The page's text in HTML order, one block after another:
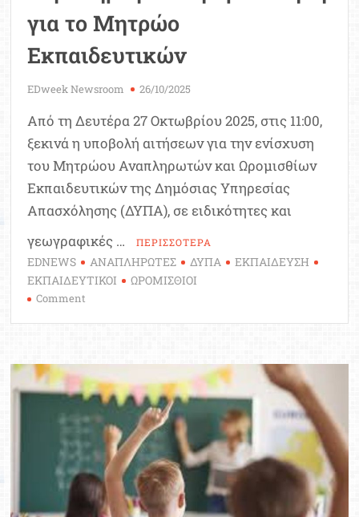
για το Μητρώο
Εκπαιδευτικών
EDweek Newsroom 26/10/2025
Από τη Δευτέρα 27 Οκτωβρίου 2025, στις 11:00,
ξεκινά η υποβολή αιτήσεων για την ενίσχυση
του Μητρώου Αναπληρωτών και Ωρομισθίων
Εκπαιδευτικών της Δημόσιας Υπηρεσίας
Απασχόλησης (ΔΥΠΑ), σε ειδικότητες και
γεωγραφικές …
ΠΕΡΙΣΣΟΤΕΡΑ
EDNEWS ΑΝΑΠΛΗΡΩΤΕΣ ΔΥΠΑ
ΕΚΠΑΙΔΕΥΣΗ
ΕΚΠΑΙΔΕΥΤΙΚΟΙ
ΩΡΟΜΙΣΘΙΟΙ
Comment
8η
συμπληρωματική
πρόσκληση
για
Μητρώο
Εκπαιδευτικών